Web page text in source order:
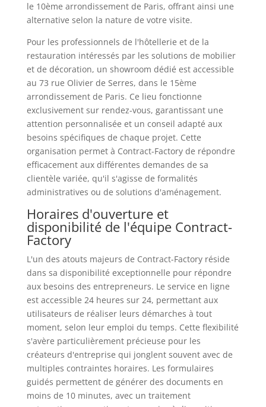
le 10ème arrondissement de Paris, offrant ainsi une
alternative selon la nature de votre visite.
Pour les professionnels de l'hôtellerie et de la
restauration intéressés par les solutions de mobilier
et de décoration, un showroom dédié est accessible
au 73 rue Olivier de Serres, dans le 15ème
arrondissement de Paris. Ce lieu fonctionne
exclusivement sur rendez-vous, garantissant une
attention personnalisée et un conseil adapté aux
besoins spécifiques de chaque projet. Cette
organisation permet à Contract-Factory de répondre
efficacement aux différentes demandes de sa
clientèle variée, qu'il s'agisse de formalités
administratives ou de solutions d'aménagement.
Horaires d'ouverture et
disponibilité de l'équipe Contract-
Factory
L'un des atouts majeurs de Contract-Factory réside
dans sa disponibilité exceptionnelle pour répondre
aux besoins des entrepreneurs. Le service en ligne
est accessible 24 heures sur 24, permettant aux
utilisateurs de réaliser leurs démarches à tout
moment, selon leur emploi du temps. Cette flexibilité
s'avère particulièrement précieuse pour les
créateurs d'entreprise qui jonglent souvent avec de
multiples contraintes horaires. Les formulaires
guidés permettent de générer des documents en
moins de 10 minutes, avec un traitement